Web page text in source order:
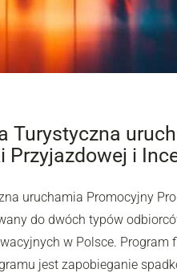
Turystyczna
Przyjazdowej i
uruchamia Promocyjny
do dwóch typów
w Polsce.
jest zapobieganie